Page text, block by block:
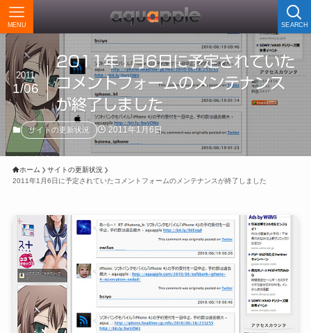
SEARCH
MENU
2011年1月6日に予定されていた
コメントフォームのメンテナンス
が終了しました
2011
1/06
サイトの更新状況 2011年1月6日
ホーム
サイトの更新状況
2011年1月6日に予定されていたコメントフォームのメンテナンスが終了しました